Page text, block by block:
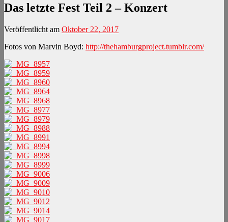
Das letzte Fest Teil 2 – Konzert
Veröffentlicht am Oktober 22, 2017
Fotos von Marvin Boyd: http://thehamburgproject.tumblr.com/